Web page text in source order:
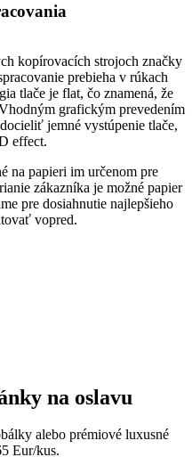
kopírovacích strojoch značky
prebieha v rúkach
tlače je flat, čo znamená, že
grafickým prevedením
jemné vystúpenie tlače,
effect.
na papieri im určenom pre
zákazníka je možné papier
pre dosiahnutie najlepšieho
vopred.
na oslavu
alebo prémiové luxusné
Eur/kus.